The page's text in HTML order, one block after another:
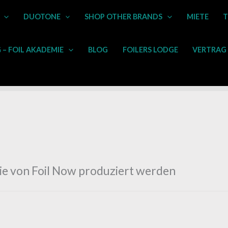
DUOTONE SHOP OTHER BRANDS MIETE
– FOIL AKADEMIE BLOG FOILERS LODGE
von Foil Now produziert werden